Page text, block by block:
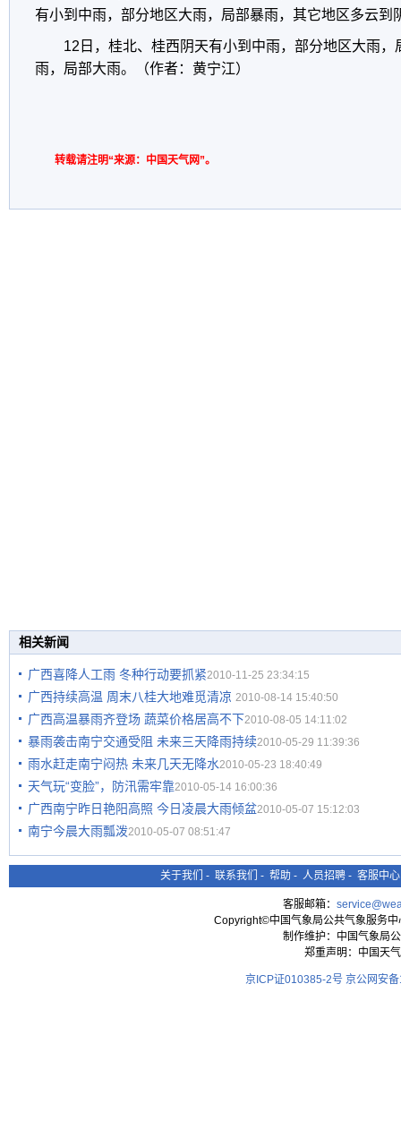
有小到中雨，部分地区大雨，局部暴雨，其它地区多云到
12日，桂北、桂西阴天有小到中雨，部分地区大雨
雨，局部大雨。（作者：黄宁江）
转载请注明“来源：中国天气网”。
相关新闻
广西喜降人工雨 冬种行动要抓紧2010-11-25 23:34:15
广西持续高温 周末八桂大地难觅清凉 2010-08-14 15:40:50
广西高温暴雨齐登场 蔬菜价格居高不下2010-08-05 14:11:02
暴雨袭击南宁交通受阻 未来三天降雨持续2010-05-29 11:39:36
雨水赶走南宁闷热 未来几天无降水2010-05-23 18:40:49
天气玩“变脸”，防汛需牢靠2010-05-14 16:00:36
广西南宁昨日艳阳高照 今日凌晨大雨倾盆2010-05-07 15:12:03
南宁今晨大雨瓢泼2010-05-07 08:51:47
关于我们 - 联系我们 - 帮助 - 人员招聘 - 客服中心
客服邮箱：
Copyright©中国气象局公共气象服务
制作维护：中国气象局
郑重声明：中国天
京ICP证010385-2号 京公网安